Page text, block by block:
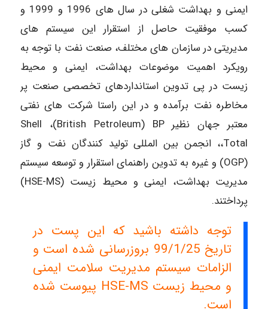
ایمنی و بهداشت شغلی در سال های 1996 و 1999 و
کسب موفقیت حاصل از استقرار این سیستم های
مدیریتی در سازمان های مختلف، صنعت نفت با توجه به
رویکرد اهمیت موضوعات بهداشت، ایمنی و محیط
زیست در پی تدوین استانداردهای تخصصی صنعت پر
مخاطره نفت برآمده و در این راستا شرکت های نفتی
معتبر جهان نظیر Shell ،(British Petroleum) BP
،Total، انجمن بین المللی تولید کنندگان نفت و گاز
(OGP) و غیره به تدوین راهنمای استقرار و توسعه سیستم
مدیریت بهداشت، ایمنی و محیط زیست (HSE-MS)
پرداختند.
توجه داشته باشید که این پست در
تاریخ 99/1/25 بروزرسانی شده است و
الزامات سیستم مدیریت سلامت ایمنی
و محیط زیست HSE-MS پیوست شده